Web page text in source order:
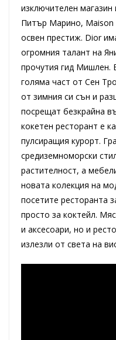
изключителен магазин
Питър Марино, Maison
освен престиж. Dior
огромния талант на
прочутия гид Мишлен.
голяма част от Сен
от зимния си сън и
посрещат безкрайна
кокетен ресторант е
пулсиращия курорт.
средиземноморски
растителност, а
новата колекция на
посетите ресторанта
просто за коктейл.
и аксесоари, но и
излезли от света на